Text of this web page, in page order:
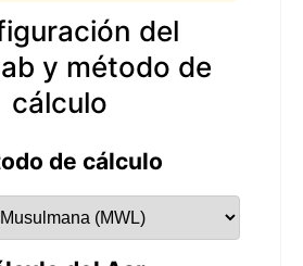
del
y método de
cálculo
de cálculo